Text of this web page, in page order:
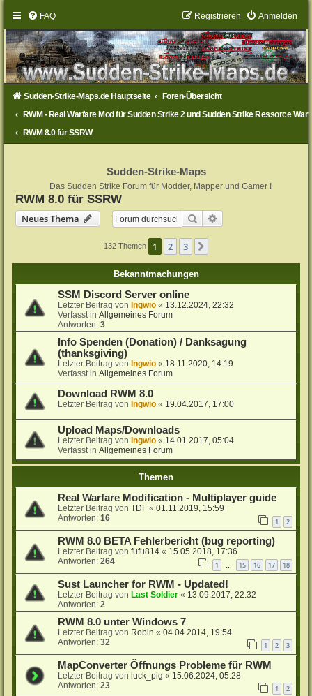
FAQ Anmelden
Registrieren
Sudden-Strike-Maps.de Hauptseite
Foren-Übersicht
RWM - Real Warfare Mod für Sudden Strike 2 und Sudden Strike Ressorce War
RWM 8.0 für SSRW
Sudden-Strike-Maps
Das Sudden Strike Forum für Modder, Mapper und Gamer !
RWM 8.0 für SSRW
Neues Thema
Suche
132 Themen 1 2 3
Bekanntmachungen
SSM Discord Server online
Letzter Beitrag von Ingwio « 13.12.2024, 22:32
Verfasst inAllgemeines Forum
Antworten:3
Info Spenden (Donation) / Danksagung
(thanksgiving)
Letzter Beitrag von Ingwio « 18.11.2020, 14:19
Verfasst inAllgemeines Forum
Download RWM 8.0
Letzter Beitrag von Ingwio « 19.04.2017, 17:00
Upload Maps/Downloads
Letzter Beitrag von Ingwio « 14.01.2017, 05:04
Verfasst inAllgemeines Forum
Themen
Real Warfare Modification - Multiplayer guide
Letzter Beitrag vonTDF «01.11.2019, 15:59
Antworten:16 1 2
RWM 8.0 BETA Fehlerbericht (bug reporting)
Letzter Beitrag vonfufu814 « 15.05.2018, 17:36
Antworten:264 1 15 16 17 18
Sust Launcher for RWM - Updated!
Letzter Beitrag vonLast Soldier « 13.09.2017, 22:32
Antworten:2
RWM 8.0 unter Windows 7
Letzter Beitrag von Robin «04.04.2014, 19:54
Antworten:32 1 2 3
MapConverter Öffnungs Probleme für RWM
Letzter Beitrag vonluck_pig « 15.06.2024, 05:28
Antworten:23 1 2